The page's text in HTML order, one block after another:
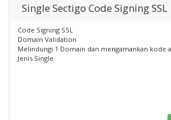
Single Sectigo Code Signing SSL
Code Signing SSL
Domain Validation
Melindungi 1 Domain dan mengamankan kode
Jenis Single